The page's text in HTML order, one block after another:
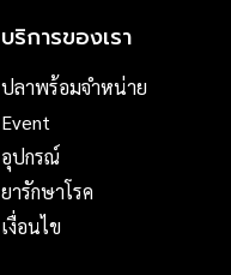
บริการของเรา
ปลาพร้อมจำหน่าย
Event
อุปกรณ์
ยารักษาโรค
เงื่อนไข